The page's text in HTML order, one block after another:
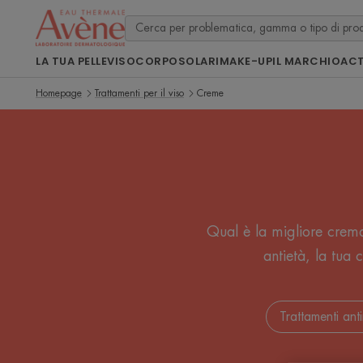
LA TUA PELLEVISOCORPOSOLARIMAKE-UPIL MARCHIO
Homepage Trattamenti per il viso Creme
Qual è la migliore
antietà, la tua
Trattamenti